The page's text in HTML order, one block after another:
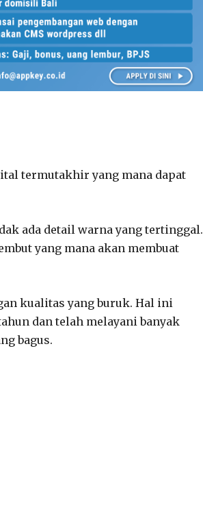
termutakhir yang mana dapat
ada detail warna yang tertinggal.
yang mana akan membuat
kualitas yang buruk. Hal ini
dan telah melayani banyak
bagus.